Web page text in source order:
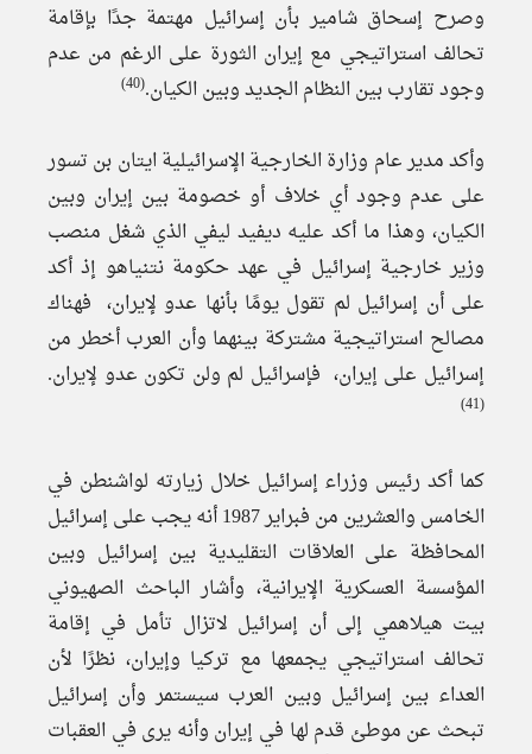
وصرح إسحاق شامير بأن إسرائيل مهتمة جدًا بإقامة
تحالف استراتيجي مع إيران الثورة على الرغم من عدم
وجود تقارب بين النظام الجديد وبين الكيان.(40)
وأكد مدير عام وزارة الخارجية الإسرائيلية ايتان بن تسور
على عدم وجود أي خلاف أو خصومة بين إيران وبين
الكيان، وهذا ما أكد عليه ديفيد ليفي الذي شغل منصب
وزير خارجية إسرائيل في عهد حكومة نتنياهو إذ أكد
على أن إسرائيل لم تقول يومًا بأنها عدو لإيران، فهناك
مصالح استراتيجية مشتركة بينهما وأن العرب أخطر من
إسرائيل على إيران، فإسرائيل لم ولن تكون عدو لإيران.
(41)
كما أكد رئيس وزراء إسرائيل خلال زيارته لواشنطن في
الخامس والعشرين من فبراير 1987 أنه يجب على إسرائيل
المحافظة على العلاقات التقليدية بين إسرائيل وبين
المؤسسة العسكرية الإيرانية، وأشار الباحث الصهيوني
بيت هيلاهمي إلى أن إسرائيل لاتزال تأمل في إقامة
تحالف استراتيجي يجمعها مع تركيا وإيران، نظرًا لأن
العداء بين إسرائيل وبين العرب سيستمر وأن إسرائيل
تبحث عن موطئ قدم لها في إيران وأنه يرى في العقبات